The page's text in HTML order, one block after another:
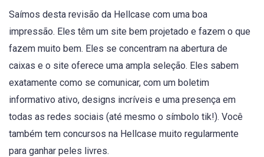
Saímos desta revisão da Hellcase com uma boa
impressão. Eles têm um site bem projetado e fazem o que
fazem muito bem. Eles se concentram na abertura de
caixas e o site oferece uma ampla seleção. Eles sabem
exatamente como se comunicar, com um boletim
informativo ativo, designs incríveis e uma presença em
todas as redes sociais (até mesmo o símbolo tik!). Você
também tem concursos na Hellcase muito regularmente
para ganhar peles livres.